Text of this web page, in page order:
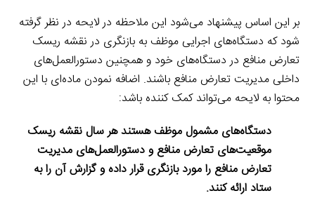
بر این اساس پیشنهاد می‌شود این ملاحظه در لایحه در نظر گرفته
شود که دستگاه‌های اجرایی موظف به بازنگری در نقشه ریسک
تعارض منافع در دستگاه‌های خود و همچنین دستورالعمل‌های
داخلی مدیریت تعارض منافع باشند. اضافه نمودن ماده‌ای با این
محتوا به لایحه می‌تواند کمک کننده باشد:
دستگاه‌های مشمول موظف هستند هر سال نقشه ریسک
موقعیت‌های تعارض منافع و دستورالعمل‌های مدیریت
تعارض منافع را مورد بازنگری قرار داده و گزارش آن را به
ستاد ارائه کنند.